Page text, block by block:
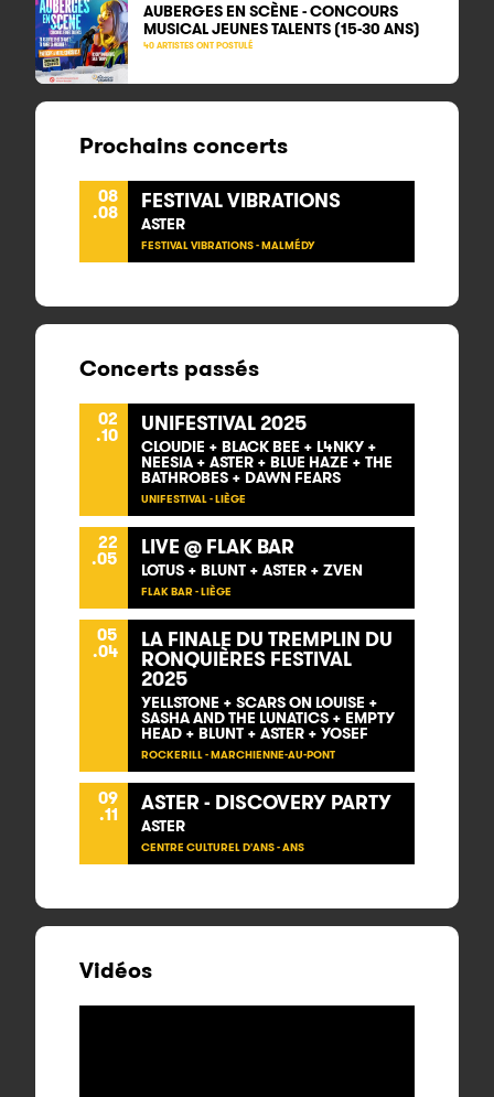
AUBERGES EN SCÈNE - CONCOURS
MUSICAL JEUNES TALENTS (15-30 ANS)
40 ARTISTES ONT POSTULÉ
Prochains concerts
08
.08 FESTIVAL VIBRATIONS
ASTER
FESTIVAL VIBRATIONS - MALMÉDY
Concerts passés
02
.10 UNIFESTIVAL 2025
CLOUDIE + BLACK BEE + L4NKY +
NEESIA + ASTER + BLUE HAZE + THE
BATHROBES + DAWN FEARS
UNIFESTIVAL - LIÈGE
22
.05 LIVE @ FLAK BAR
LOTUS + BLUNT + ASTER + ZVEN
FLAK BAR - LIÈGE
05
.04 LA FINALE DU TREMPLIN DU
RONQUIÈRES FESTIVAL
2025
YELLSTONE + SCARS ON LOUISE +
SASHA AND THE LUNATICS + EMPTY
HEAD + BLUNT + ASTER + YOSEF
ROCKERILL - MARCHIENNE-AU-PONT
09
.11 ASTER - DISCOVERY PARTY
ASTER
CENTRE CULTUREL D'ANS - ANS
Vidéos